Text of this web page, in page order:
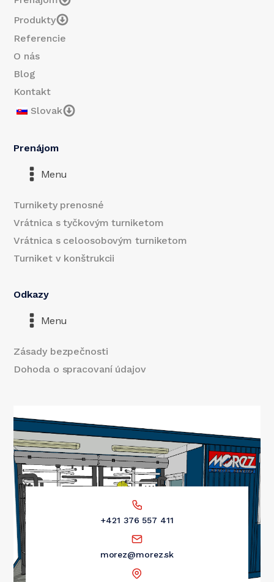
Produkty
Referencie
O nás
Blog
Kontakt
Slovak
Prenájom
Menu
Turnikety prenosné
Vrátnica s tyčkovým turniketom
Vrátnica s celoosobovým turniketom
Turniket v konštrukcii
Odkazy
Menu
Zásady bezpečnosti
Dohoda o spracovaní údajov
+421 376 557 411
morez@morez.sk